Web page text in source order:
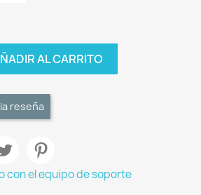
AL CARRITO
reseña
con el equipo de soporte